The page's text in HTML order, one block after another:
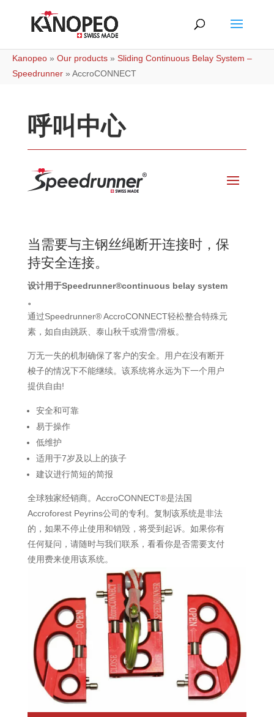
Kanopeo » Our products » Sliding Continuous Belay System –
Speedrunner » AccroCONNECT
呼叫中心
当需要与主钢丝绳断开连接时，保
持安全连接。
设计用于Speedrunner®continuous belay system
。
通过Speedrunner® AccroCONNECT轻松整合特殊元
素，如自由跳跃、泰山秋千或滑雪/滑板。
万无一失的机制确保了客户的安全。用户在没有断开
梭子的情况下不能继续。该系统将永远为下一个用户
提供自由!
安全和可靠
易于操作
低维护
适用于7岁及以上的孩子
建议进行简短的简报
全球独家经销商。AccroCONNECT®是法国
Accroforest Peyrins公司的专利。复制该系统是非法
的，如果不停止使用和销毁，将受到起诉。如果你有
任何疑问，请随时与我们联系，看看你是否需要支付
使用费来使用该系统。